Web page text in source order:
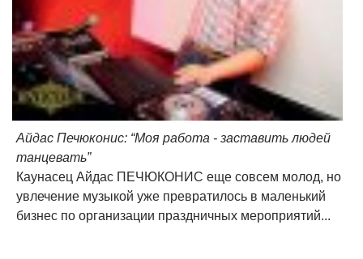
Айдас Печюконис: “Моя работа - заставить людей
танцевать”
Каунасец Айдас ПЕЧЮКОНИС еще совсем молод, но
увлечение музыкой уже превратилось в маленький
бизнес по организации праздничных мероприятий...